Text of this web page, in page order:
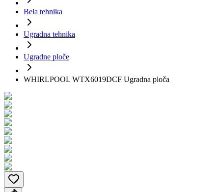
Bela tehnika
Ugradna tehnika
Ugradne ploče
WHIRLPOOL WTX6019DCF Ugradna ploča